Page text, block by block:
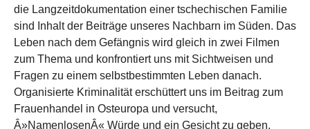
die Langzeitdokumentation einer tschechischen Familie
sind Inhalt der Beiträge unseres Nachbarn im Süden. Das
Leben nach dem Gefängnis wird gleich in zwei Filmen
zum Thema und konfrontiert uns mit Sichtweisen und
Fragen zu einem selbstbestimmten Leben danach.
Organisierte Kriminalität erschüttert uns im Beitrag zum
Frauenhandel in Osteuropa und versucht,
Â»NamenlosenÂ« Würde und ein Gesicht zu geben.